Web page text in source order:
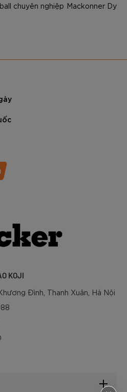
chuyên nghiệp Mackonner Dy
trẻ nổi bật nhất của làng
KOJI
Đình, Thanh Xuân, Hà Nội